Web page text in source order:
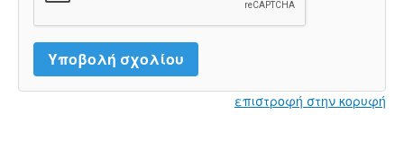
επιστροφή στην κορυφή